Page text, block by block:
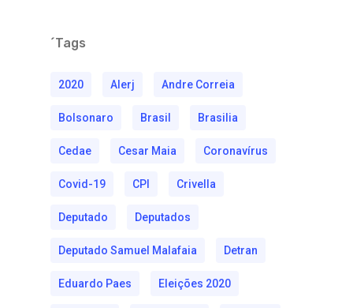
´Tags
2020 Alerj Andre Correia
Bolsonaro Brasil Brasilia
Cedae Cesar Maia Coronavírus
Covid-19 CPI Crivella
Deputado Deputados
Deputado Samuel Malafaia Detran
Eduardo Paes Eleições 2020